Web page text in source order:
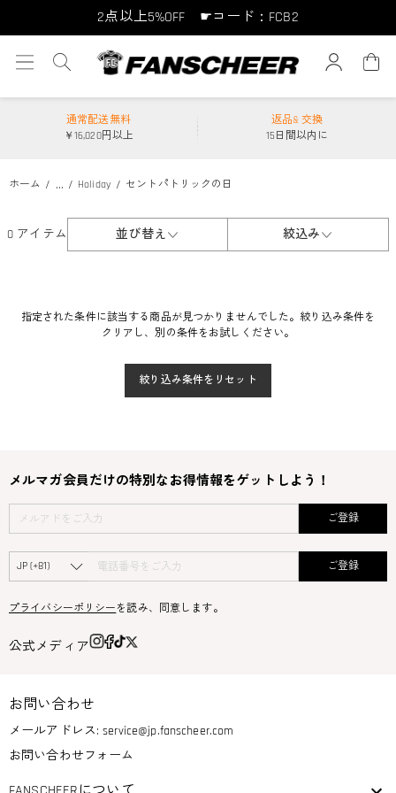
2点以上5%OFF ☛コード：FCB2
10点以上10%OFF ☛コード：FCB10
通常配送無料
￥16,020円以上
返品& 交換
15日間以内に
ホーム ... Holiday セントパトリックの日
0 アイテム 並び替え 絞込み
指定された条件に該当する商品が見つかりませんでした。絞り込み条件を
クリアし、別の条件をお試しください。
絞り込み条件をリセット
メルマガ会員だけの特別なお得情報をゲットしよう！
ご登録
ご登録
プライバシーポリシー を読み、同意します。
公式メディア
お問い合わせ
メールアドレス:service@jp.fanscheer.com
お問い合わせフォーム